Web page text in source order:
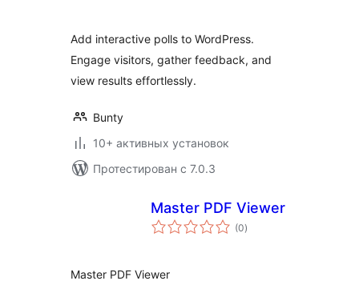
Add interactive polls to WordPress.
Engage visitors, gather feedback, and
view results effortlessly.
Bunty
10+ активных установок
Протестирован с 7.0.3
Master PDF Viewer
(0общий
рейтинг
)
Master PDF Viewer